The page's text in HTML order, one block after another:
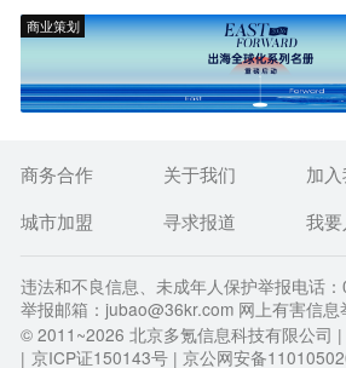
商业策划
商务合作 关于我们 加
城市加盟
寻求报道 我要
违法和不良信息、未成年人保护举报电话
举报邮箱：jubao@36kr.com 网上有害信息
© 2011~2026 北京多氪信息科技有限公司 |
| 京ICP证150143号 | 京公网安备